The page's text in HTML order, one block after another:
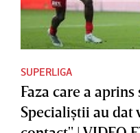
SUPERLIGA
Faza care a
Specialiştii au dat